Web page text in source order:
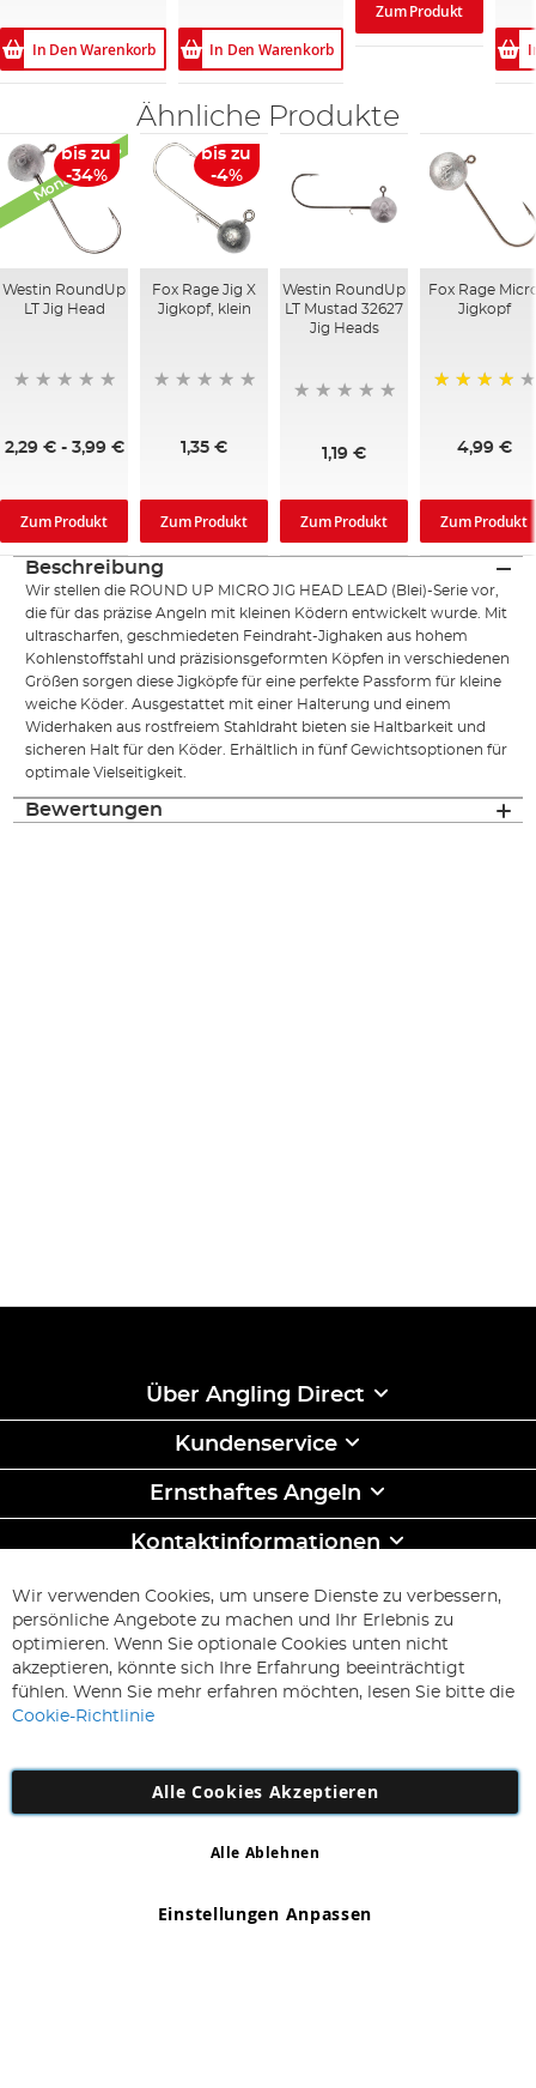
In Den Warenkorb In Den Warenkorb
Zum Produkt
Ähnliche Produkte
Monats-Deals
bis zu
-34%
Westin RoundUp
LT Jig Head
2,29 €- 3,99 €
Zum Produkt
bis zu
-4%
Fox Rage Jig X
Jigkopf, klein
1,35 €
Zum Produkt
Westin RoundUp
LT Mustad 32627
Jig Heads
1,19 €
Zum Produkt
Fox Rage
Jigkopf
4,99 €
Zum Produkt
Beschreibung
Wir stellen die ROUND UP MICRO JIG HEAD LEAD (Blei)-Serie vor,
die für das präzise Angeln mit kleinen Ködern entwickelt wurde. Mit
ultrascharfen, geschmiedeten Feindraht-Jighaken aus hohem
Kohlenstoffstahl und präzisionsgeformten Köpfen in verschiedenen
Größen sorgen diese Jigköpfe für eine perfekte Passform für kleine
weiche Köder. Ausgestattet mit einer Halterung und einem
Widerhaken aus rostfreiem Stahldraht bieten sie Haltbarkeit und
sicheren Halt für den Köder. Erhältlich in fünf Gewichtsoptionen für
optimale Vielseitigkeit.
Bewertungen
Über Angling Direct
Kundenservice
Ernsthaftes Angeln
Kontaktinformationen
ABONNIEREN & SPAREN
Melden
Sie
unseren
Newsletter
Abonnieren
Firmennummer: 863029607
Wir verwenden Cookies, um unsere Dienste zu verbessern,
persönliche Angebote zu machen und Ihr Erlebnis zu
optimieren. Wenn Sie optionale Cookies unten nicht
akzeptieren, könnte sich Ihre Erfahrung beeinträchtigt
fühlen. Wenn Sie mehr erfahren möchten, lesen Sie bitte die
Cookie-Richtlinie
Alle Cookies Akzeptieren
Einstellungen Anpassen
Alle Ablehnen